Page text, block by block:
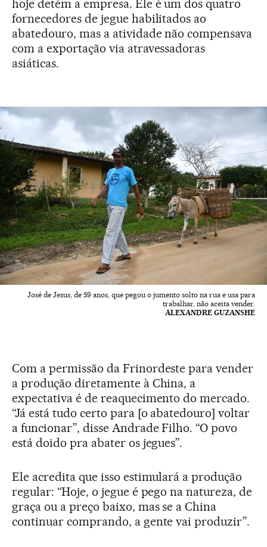
hoje detém a empresa. Ele é um dos quatro
fornecedores de jegue habilitados ao
abatedouro, mas a atividade não compensava
com a exportação via atravessadoras
asiáticas.
José de Jesus, de 59 anos, que pegou o jumento solto na rua e usa para
trabalhar, não aceita vender.
ALEXANDRE GUZANSHE
Com a permissão da Frinordeste para vender
a produção diretamente à China, a
expectativa é de reaquecimento do mercado.
“Já está tudo certo para [o abatedouro] voltar
a funcionar”, disse Andrade Filho. “O povo
está doido pra abater os jegues”.
Ele acredita que isso estimulará a produção
regular: “Hoje, o jegue é pego na natureza, de
graça ou a preço baixo, mas se a China
continuar comprando, a gente vai produzir”.